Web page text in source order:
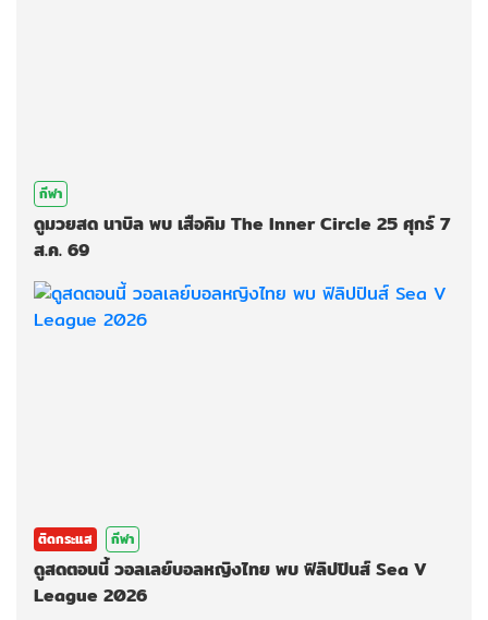
กีฬา
ดูมวยสด นาบิล พบ เสือคิม The Inner Circle 25 ศุกร์ 7
ส.ค. 69
ติดกระแส กีฬา
ดูสดตอนนี้ วอลเลย์บอลหญิงไทย พบ ฟิลิปปินส์ Sea V
League 2026